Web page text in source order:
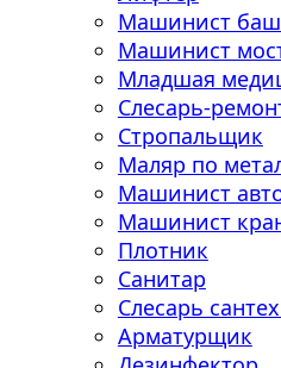
Машинист
Машинист
Младшая
Слесарь-
Стропальщик
Маляр по
Машинист
Машинист
Плотник
Санитар
Слесарь
Арматурщик